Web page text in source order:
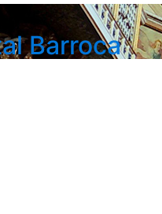
Barroca